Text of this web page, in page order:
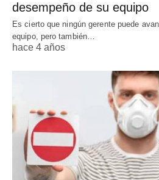
desempeño de su equipo
Es cierto que ningún gerente puede
equipo, pero también…
hace 4 años